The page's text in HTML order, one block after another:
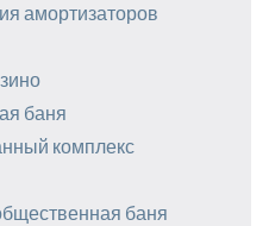
амортизаторов
баня
комплекс
баня